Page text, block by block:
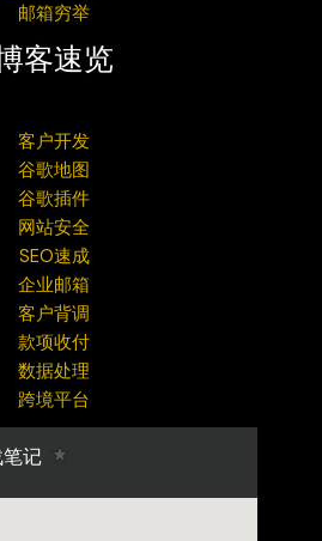
邮箱穷举
客速览
客户开发
谷歌地图
谷歌插件
网站安全
SEO速成
企业邮箱
客户背调
款项收付
数据处理
跨境平台